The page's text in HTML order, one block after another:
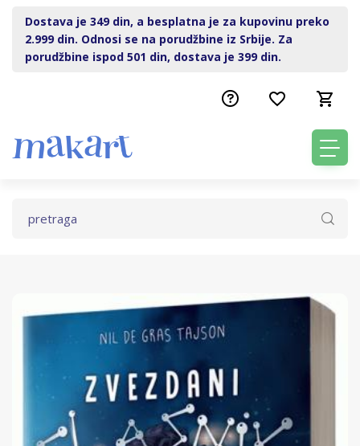
Dostava je 349 din, a besplatna je za kupovinu preko
2.999 din. Odnosi se na porudžbine iz Srbije. Za
porudžbine ispod 501 din, dostava je 399 din.